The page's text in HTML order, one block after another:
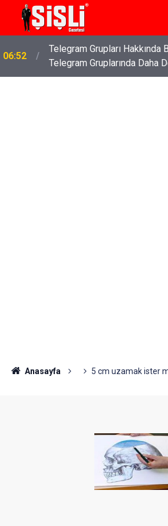
04:43
İş Davaları: Haklarınızı
Almak
Anasayfa 5 cm uzamak ister